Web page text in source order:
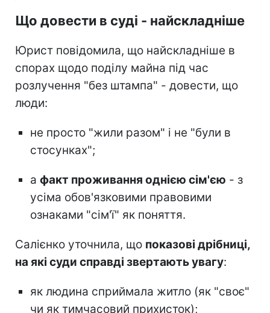
Що довести в суді - найскладніше
Юрист повідомила, що найскладніше в
спорах щодо поділу майна під час
розлучення "без штампа" - довести, що
люди:
не просто "жили разом" і не "були в
стосунках";
а факт проживання однією сім'єю - з
усіма обов'язковими правовими
ознаками "сім'ї" як поняття.
Салієнко уточнила, що показові дрібниці,
на які суди справді звертають увагу:
як людина сприймала житло (як "своє"
чи як тимчасовий прихисток);